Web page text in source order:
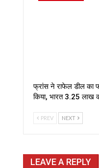
फ्रांस ने राफेल डील का
किया, भारत ₹3.25
PREV NEXT
LEAVE A REPLY